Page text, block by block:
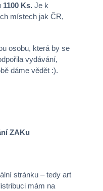
Ks. Je k
místech jak ČR,
osobu, která by se
vydávání,
dáme vědět :).
ZAKu
stránku – tedy art
mám na